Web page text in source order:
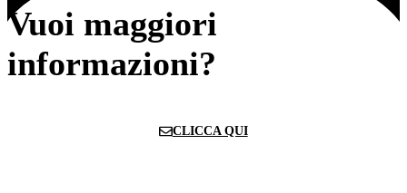
Vuoi maggiori
informazioni?
CLICCA QUI